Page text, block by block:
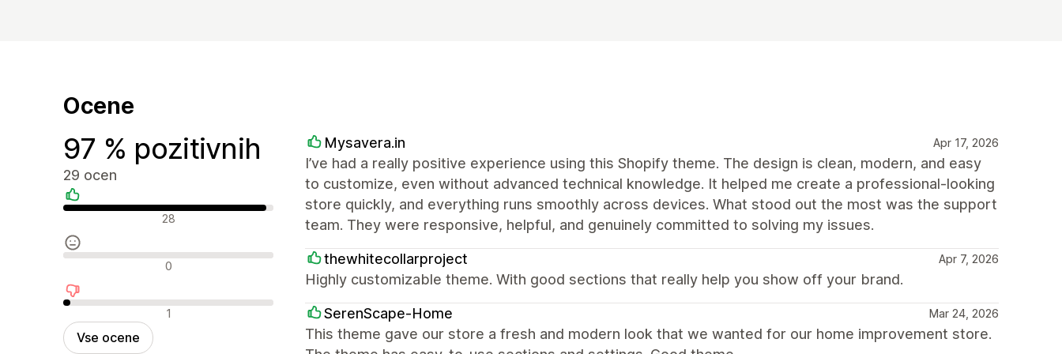
Ocene
97 % pozitivnih
29 ocen
Pozitivne ocene 28
Nevtralne ocene 0
Negativne ocene 1
Vse ocene
Mysavera.in Apr 17, 2026
I’ve had a really positive experience using this Shopify theme. The design is clean, modern, and easy
to customize, even without advanced technical knowledge. It helped me create a professional-looking
store quickly, and everything runs smoothly across devices. What stood out the most was the support
team. They were responsive, helpful, and genuinely committed to solving my issues.
thewhitecollarproject Apr 7, 2026
Highly customizable theme. With good sections that really help you show off your brand.
SerenScape-Home Mar 24, 2026
This theme gave our store a fresh and modern look that we wanted for our home improvement store.